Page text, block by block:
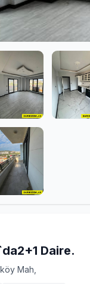
Daire.
Mah,